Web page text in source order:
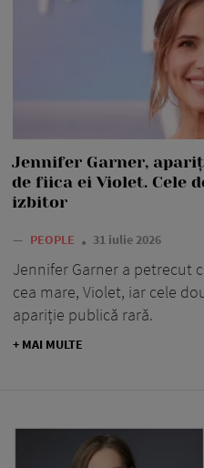
Jennifer Garner,
de fiica ei Violet. Cele
izbitor
— PEOPLE 31 iulie 2026
Jennifer Garner a petrecut
cea mare, Violet, iar cele
apariție publică rară.
+ MAI MULTE